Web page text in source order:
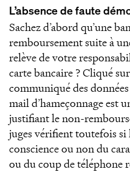
L’absence de faute
Sachez d’abord qu’une
remboursement suite à
relève de votre
carte bancaire ? Cliqué
communiqué des
mail d’hameçonnage est
justifiant le non-
juges vérifient toutefois
conscience ou non du
ou du coup de téléphone